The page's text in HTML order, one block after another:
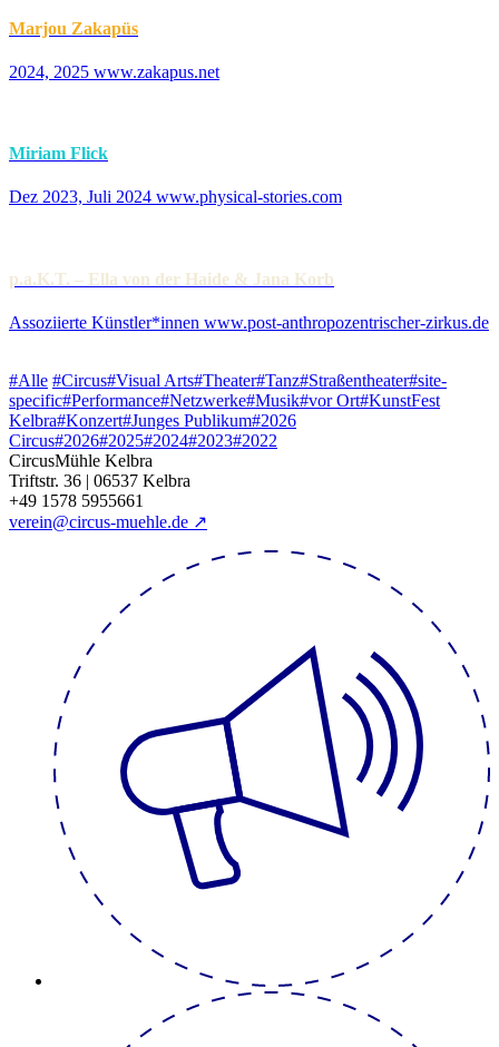
Marjou Zakapüs
2024, 2025 www.zakapus.net
Miriam Flick
Dez 2023, Juli 2024 www.physical-stories.com
p.a.K.T. – Ella von der Haide & Jana Korb
Assoziierte Künstler*innen www.post-anthropozentrischer-zirkus.de
#Alle #Circus#Visual Arts#Theater#Tanz#Straßentheater#site-
specific#Performance#Netzwerke#Musik#vor Ort#KunstFest
Kelbra#Konzert#Junges Publikum#2026
Circus#2026#2025#2024#2023#2022
CircusMühle Kelbra
Triftstr. 36 | 06537 Kelbra
+49 1578 5955661
verein@circus-muehle.de ↗